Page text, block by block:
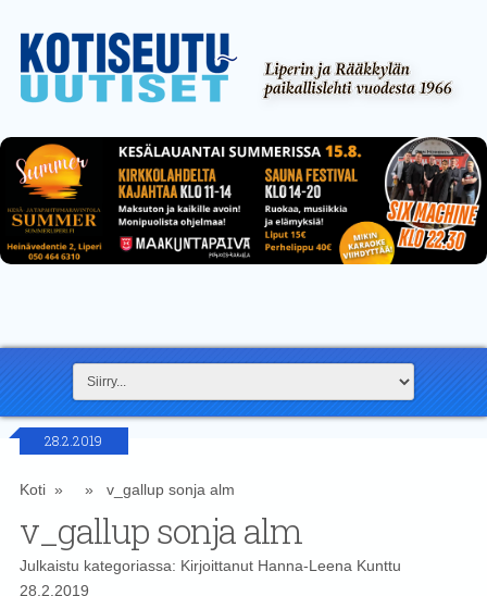
28.2.2019
Koti» » v_gallup sonja alm
v_gallup sonja alm
Julkaistu kategoriassa: Kirjoittanut Hanna-Leena Kunttu
28.2.2019